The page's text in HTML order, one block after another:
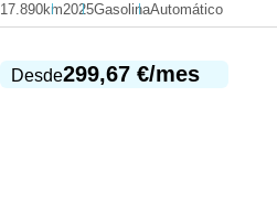
17.890km2025GasolinaAutomático
Desde299,67 €/mes